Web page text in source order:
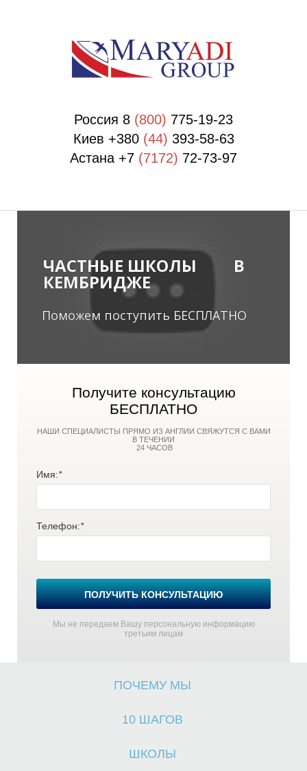
Россия 8 (800) 775-19-23
Киев +380 (44) 393-58-63
Астана +7 (7172) 72-73-97
ЧАСТНЫЕ ШКОЛЫ В
КЕМБРИДЖЕ
Поможем поступить БЕСПЛАТНО
Получите консультацию
БЕСПЛАТНО
НАШИ СПЕЦИАЛИСТЫ ПРЯМО ИЗ АНГЛИИ СВЯЖУТСЯ С ВАМИ
В ТЕЧЕНИИ
24 ЧАСОВ
Имя:*
Телефон:*
ПОЛУЧИТЬ КОНСУЛЬТАЦИЮ
Мы не передаем Вашу персональную информацию
третьим лицам
ПОЧЕМУ МЫ
10 ШАГОВ
ШКОЛЫ
П
О
П
О